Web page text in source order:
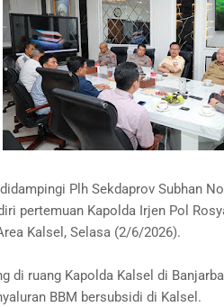
Plh Sekdaprov Subhan
pertemuan Kapolda Irjen Pol
Kalsel, Selasa (2/6/2026).
di ruang Kapolda Kalsel di
BBM bersubsidi di Kalsel.